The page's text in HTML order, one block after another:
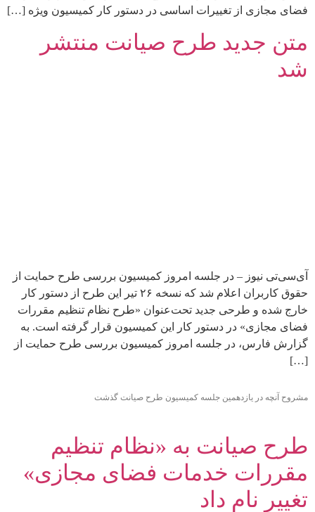
فضای مجازی از تغییرات اساسی در دستور کار کمیسیون ویژه […]
متن جدید طرح صیانت منتشر
شد
آی‌سی‌تی نیوز – در جلسه امروز کمیسیون بررسی طرح حمایت از
حقوق کاربران اعلام شد که نسخه ۲۶ تیر این طرح از دستور کار
خارج شده و طرحی جدید تحت‌عنوان «طرح نظام تنظیم مقررات
فضای مجازی» در دستور کار این کمیسیون قرار گرفته است. به
گزارش فارس، در جلسه امروز کمیسیون بررسی طرح حمایت از
[…]
مشروح آنچه در یازدهمین جلسه کمیسیون طرح صیانت گذشت
طرح صیانت به «نظام تنظیم
مقررات خدمات فضای مجازی»
تغییر نام داد